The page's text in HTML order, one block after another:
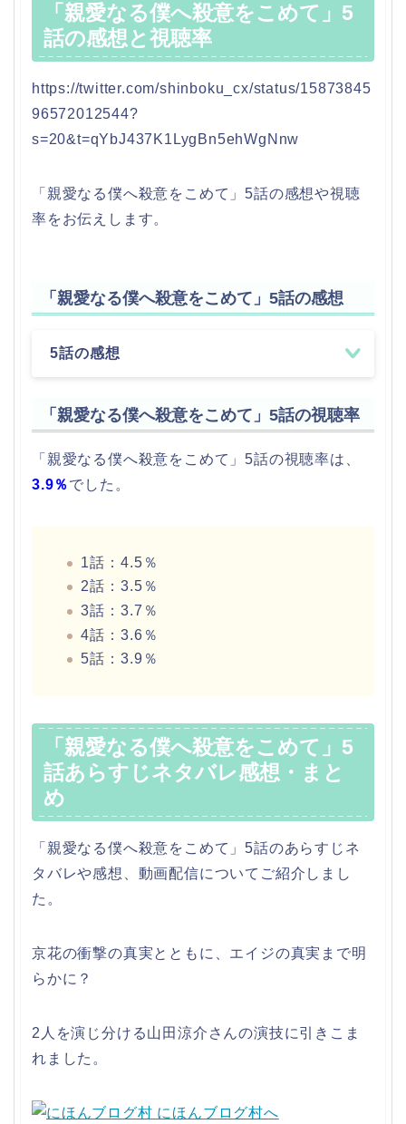
「親愛なる僕へ殺意をこめて」5
話の感想と視聴率
https://twitter.com/shinboku_cx/status/15873845
96572012544?
s=20&t=qYbJ437K1LygBn5ehWgNnw
「親愛なる僕へ殺意をこめて」5話の感想や視聴
率をお伝えします。
「親愛なる僕へ殺意をこめて」5話の感想
5話の感想
「親愛なる僕へ殺意をこめて」5話の視聴率
「親愛なる僕へ殺意をこめて」5話の視聴率は、
3.9％ でした。
1話：4.5％
2話：3.5％
3話：3.7％
4話：3.6％
5話：3.9％
「親愛なる僕へ殺意をこめて」5
話あらすじネタバレ感想・まと
め
「親愛なる僕へ殺意をこめて」5話のあらすじネ
タバレや感想、動画配信についてご紹介しまし
た。
京花の衝撃の真実とともに、エイジの真実まで明
らかに？
2人を演じ分ける山田涼介さんの演技に引きこま
れました。